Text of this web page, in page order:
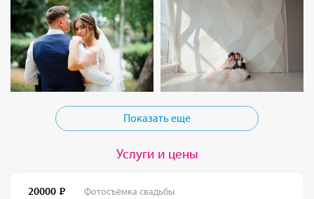
Показать еще
Услуги и цены
20000 Фотосъёмка свадьбы